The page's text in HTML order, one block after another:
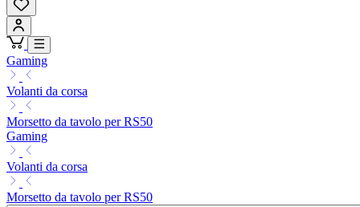
Gaming
Volanti da corsa
Morsetto da tavolo per RS50
Gaming
Volanti da corsa
Morsetto da tavolo per RS50